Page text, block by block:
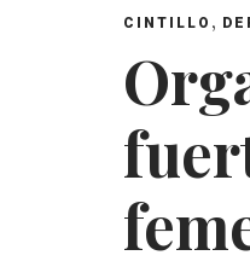
CINTILLO ,